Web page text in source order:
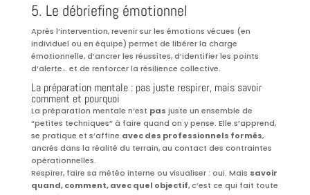
5. Le débriefing émotionnel
Après l’intervention, revenir sur les émotions vécues (en
individuel ou en équipe) permet de libérer la charge
émotionnelle, d’ancrer les réussites, d’identifier les points
d’alerte… et de renforcer la résilience collective.
La préparation mentale : pas juste respirer, mais savoir
comment et pourquoi
La préparation mentale n’est pas juste un ensemble de
“petites techniques” à faire quand on y pense. Elle s’apprend,
se pratique et s’affine avec des professionnels formés,
ancrés dans la réalité du terrain, au contact des contraintes
opérationnelles.
Respirer, faire sa météo interne ou visualiser : oui. Mais savoir
quand, comment, avec quel objectif, c’est ce qui fait toute